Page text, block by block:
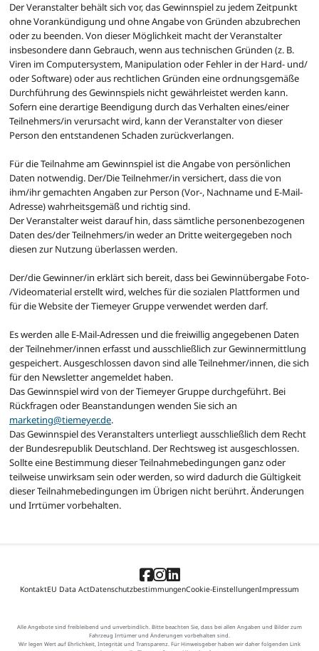
Der Veranstalter behält sich vor, das Gewinnspiel zu jedem Zeitpunkt
ohne Vorankündigung und ohne Angabe von Gründen abzubrechen
oder zu beenden. Von dieser Möglichkeit macht der Veranstalter
insbesondere dann Gebrauch, wenn aus technischen Gründen (z. B.
Viren im Computersystem, Manipulation oder Fehler in der Hard- und/
oder Software) oder aus rechtlichen Gründen eine ordnungsgemäße
Durchführung des Gewinnspiels nicht gewährleistet werden kann.
Sofern eine derartige Beendigung durch das Verhalten eines/einer
Teilnehmers/in verursacht wird, kann der Veranstalter von dieser
Person den entstandenen Schaden zurückverlangen.
Für die Teilnahme am Gewinnspiel ist die Angabe von persönlichen
Daten notwendig. Der/Die Teilnehmer/in versichert, dass die von
ihm/ihr gemachten Angaben zur Person (Vor-, Nachname und E-Mail-
Adresse) wahrheitsgemäß und richtig sind.
Der Veranstalter weist darauf hin, dass sämtliche personenbezogenen
Daten des/der Teilnehmers/in weder an Dritte weitergegeben noch
diesen zur Nutzung überlassen werden.
Der/die Gewinner/in erklärt sich bereit, dass bei Gewinnübergabe Foto-
/Videomaterial erstellt wird, welches für die sozialen Plattformen und
für die Website der Tiemeyer Gruppe verwendet werden darf.
Es werden alle E-Mail-Adressen und die freiwillig angegebenen Daten
der Teilnehmer/innen erfasst und ausschließlich zur Gewinnermittlung
gespeichert. Ausgeschlossen davon sind alle Teilnehmer/innen, die sich
für den Newsletter angemeldet haben.
Das Gewinnspiel wird von der Tiemeyer Gruppe durchgeführt. Bei
Rückfragen oder Beanstandungen wenden Sie sich an
marketing@tiemeyer.de.
Das Gewinnspiel des Veranstalters unterliegt ausschließlich dem Recht
der Bundesrepublik Deutschland. Der Rechtsweg ist ausgeschlossen.
Sollte eine Bestimmung dieser Teilnahmebedingungen ganz oder
teilweise unwirksam sein oder werden, so wird dadurch die Gültigkeit
dieser Teilnahmebedingungen im Übrigen nicht berührt. Änderungen
und Irrtümer vorbehalten.
KontaktEU Data ActDatenschutzbestimmungenCookie-EinstellungenImpressum
Alle Angebote sind freibleibend und unverbindlich. Bitte beachten Sie, dass bei allen Angaben und Bilder zum
Fahrzeug Irrtümer und Änderungen vorbehalten sind.
Wir legen Wert auf Ehrlichkeit, Integrität und Transparenz. Für Hinweisgeber haben wir daher folgenden Link